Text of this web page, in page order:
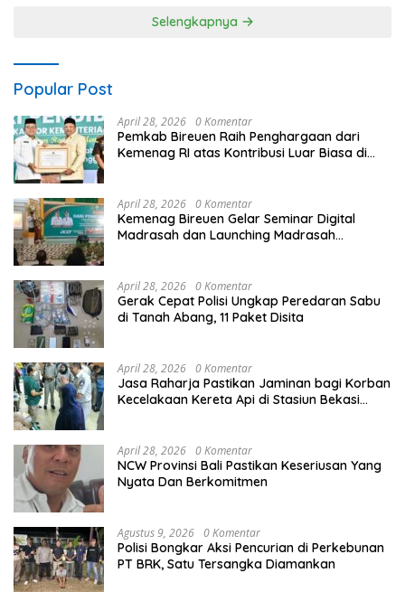
Selengkapnya
Popular Post
April 28, 2026 0 Komentar
Pemkab Bireuen Raih Penghargaan dari
Kemenag RI atas Kontribusi Luar Biasa di
April 28, 2026 0 Komentar
Kemenag Bireuen Gelar Seminar Digital
Madrasah dan Launching Madrasah
April 28, 2026 0 Komentar
Gerak Cepat Polisi Ungkap Peredaran Sabu
di Tanah Abang, 11 Paket Disita
April 28, 2026 0 Komentar
Jasa Raharja Pastikan Jaminan bagi Korban
Kecelakaan Kereta Api di Stasiun Bekasi
April 28, 2026 0 Komentar
NCW Provinsi Bali Pastikan Keseriusan Yang
Nyata Dan Berkomitmen
Agustus 9, 2026 0 Komentar
Polisi Bongkar Aksi Pencurian di Perkebunan
PT BRK, Satu Tersangka Diamankan